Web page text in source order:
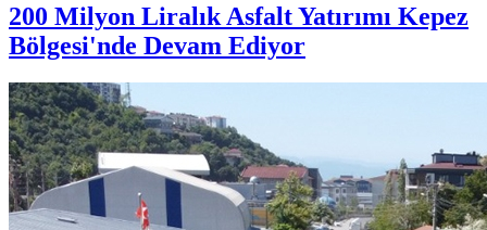
200 Milyon Liralık Asfalt Yatırımı Kepez
Bölgesi'nde Devam Ediyor